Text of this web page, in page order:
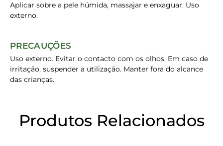
Aplicar sobre a pele húmida, massajar e enxaguar. Uso
externo.
PRECAUÇÕES
Uso externo. Evitar o contacto com os olhos. Em caso de
irritação, suspender a utilização. Manter fora do alcance
das crianças.
Produtos Relacionados